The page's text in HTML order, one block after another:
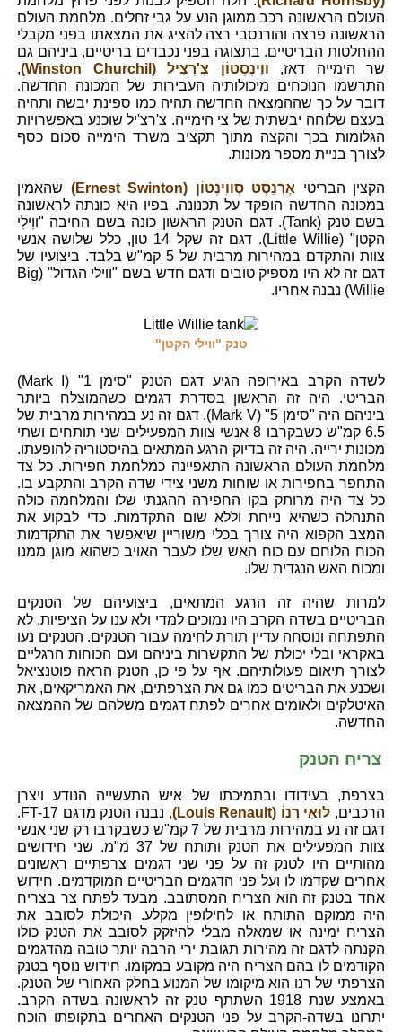
העולם הראשונה רכב ממוגן הנע על גבי זחלים. מלחמת העולם
הראשונה פרצה והורנסבי רצה להציג את המצאתו בפני מקבלי
ההחלטות הבריטיים. בתצוגה בפני נכבדים בריטיים, ביניהם גם
שר הימייה דאז, ווִינְסְטוֹן צֶ'רְצִיל (Winston Churchil)
,
התרשמו הנוכחים מיכולותיה העבירות של המכונה החדשה.
דובר על כך שההמצאה החדשה תהיה כמו ספינת יבשה ותהיה
בעצם שלוחה יבשתית של צי הימייה. צ'רצ'יל שוכנע באפשרויות
הגלומות בכך והקצה מתוך תקציב משרד הימייה סכום כסף
לצורך בניית מספר מכונות.
הקצין הבריטי אֶרְנֵסְט סְווִינְטוֹן (Ernest Swinton)
שהאמין
במכונה החדשה הופקד על תכנונה. בפיו היא כונתה לראשונה
בשם טנק (Tank). דגם הטנק הראשון כונה בשם החיבה "ווִילִי
הקטן" (Little Willie). דגם זה שקל 14 טון, כלל שלושה אנשי
צוות והתקדם במהירות מרבית של 5 קמ"ש בלבד. ביצועיו של
דגם זה לא היו מספיק טובים ודגם חדש בשם "ווילי הגדול" (Big
Willie) נבנה אחריו.
טנק "ווילי הקטן"
לשדה הקרב באירופה הגיע דגם הטנק "סימן 1" (Mark I)
הבריטי. היה זה הראשון בסדרת דגמים כשהמוצלח ביותר
ביניהם היה "סימן 5" (Mark V). דגם זה נע במהירות מרבית של
6.5 קמ"ש כשבקרבו 8 אנשי צוות המפעילים שני תותחים ושתי
מכונות ירייה. היה זה בדיוק הרגע המתאים בהיסטוריה להופעתו.
מלחמת העולם הראשונה התאפיינה כמלחמת חפירות. כל צד
התחפר בחפירות או שוחות משני צידי שדה הקרב והתקבע בו.
כל צד היה מרותק בקו החפירה ההגנתי שלו והמלחמה כולה
התנהלה כשהיא נייחת וללא שום התקדמות. כדי לבקוע את
המצב הקפוא היה צורך בכלי משוריין שיאפשר את התקדמות
הכוח הלוחם עם כוח האש שלו לעבר האויב כשהוא מוגן ממנו
ומכוח האש הנגדית שלו.
למרות שהיה זה הרגע המתאים, ביצועיהם של הטנקים
הבריטיים בשדה הקרב היו נמוכים למדי ולא ענו על הציפיות. לא
התפתחה ונוסחה עדיין תורת לחימה עבור הטנקים. הטנקים נעו
באקראי ובלי יכולת של התקשרות ביניהם ועם הכוחות הרגליים
לצורך תיאום פעולותיהם. אף על פי כן, הטנק הראה פוטנציאל
ושכנע את הבריטים כמו גם את הצרפתים, את האמריקאים, את
האיטלקים ולאומים אחרים לפתח דגמים משלהם של ההמצאה
החדשה.
צריח הטנק
בצרפת, בעידודו ובתמיכתו של איש התעשייה הנודע ויצרן
הרכבים, לוּאִי רֶנוֹ (Louis Renault)
, נבנה הטנק מדגם FT-17.
דגם זה נע במהירות מרבית של 7 קמ"ש כשבקרבו רק שני אנשי
צוות המפעילים את הטנק ותותח של 37 מ"מ. שני חידושים
מהותיים היו לטנק זה על פני שני דגמים צרפתיים ראשונים
אחרים שקדמו לו ועל פני הדגמים הבריטיים המוקדמים. חידוש
אחד בטנק זה הוא הצריח המסתובב. מבעד לפתח צר בצריח
היה ממוקם התותח או לחילופין מקלע. היכולת לסובב את
הצריח ימינה או שמאלה מבלי להיזקק לסובב את הטנק כולו
הקנתה לדגם זה מהירות תגובת ירי הרבה יותר טובה מהדגמים
הקודמים לו בהם הצריח היה מקובע במקומו. חידוש נוסף בטנק
הצרפתי של רנו הוא מיקומו של המנוע בחלק האחורי של הטנק.
באמצע שנת 1918 השתתף טנק זה לראשונה בשדה הקרב.
יתרונו בשדה-הקרב על פני הטנקים האחרים בתקופתו הוכח